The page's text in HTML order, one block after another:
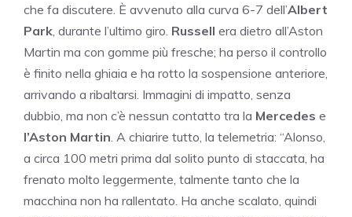
che fa discutere. È avvenuto alla curva 6-7 dell’Albert
Park , durante l’ultimo giro. Russell era dietro all’Aston
Martin ma con gomme più fresche; ha perso il controllo
è finito nella ghiaia e ha rotto la sospensione anteriore,
arrivando a ribaltarsi. Immagini di impatto, senza
dubbio, ma non c’è nessun contatto tra la Mercedes e
l’Aston Martin . A chiarire tutto, la telemetria: “Alonso,
a circa 100 metri prima dal solito punto di staccata, ha
frenato molto leggermente, talmente tanto che la
macchina non ha rallentato. Ha anche scalato, quindi